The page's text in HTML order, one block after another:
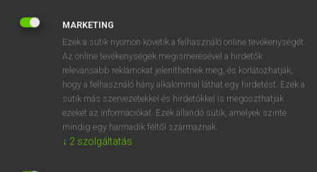
advised
advisement
advisory body
MARKETING
Ezek a sütik nyomon követik a felhasználó online tevékenységét.
Az online tevékenységek megismerésével a hirdetők
relevánsabb reklámokat jeleníthetnek meg, és korlátozhatják,
hogy a felhasználó hány alkalommal láthat egy hirdetést. Ezek a
sütik más szervezetekkel és hirdetőkkel is megoszthatják
ezeket az információkat. Ezek állandó sütik, amelyek szinte
mindig egy harmadik féltől származnak.
↓ 2 szolgáltatás